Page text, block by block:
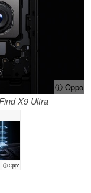
ⓘ Oppo
X9 Ultra
ⓘ Oppo